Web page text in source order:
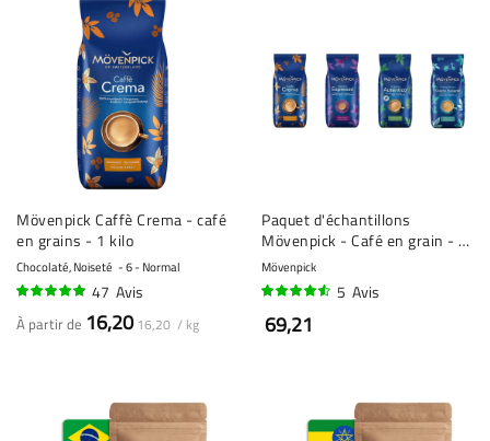
Mövenpick Caffè Crema - café
en grains - 1 kilo
Chocolaté, Noiseté 6 - Normal
47 Avis
À partir de 16,20 16,20 / kg
Paquet d'échantillons
Mövenpick - Café en grain - 4
x 1 kilo
Mövenpick
5 Avis
69,21